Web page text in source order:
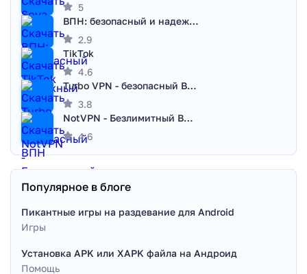
5
ВПН: безопасный и надежный VPN
2.9
TikTok
4.6
Turbo VPN - безопасный ВПН
3.8
NotVPN - Безлимитный ВПН | VPN
4.6
Популярное в блоге
Пикантные игры на раздевание для Android
Игры
Установка APK или XAPK файла на Андроид
Помощь